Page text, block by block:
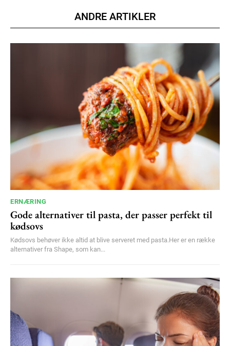
Etiam est nibh, lobortis sit
Donec quis est ac felis
Orci varius natoque dolor
YEARLY PRICING MONTHLY PRICING
ANDRE ARTIKLER
ERNÆRING
Gode alternativer til pasta, der passer perfekt til
kødsovs
Kødsovs behøver ikke altid at blive serveret med pasta.Her er en række
alternativer fra Shape, som kan...